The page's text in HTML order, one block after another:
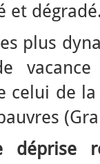
et
plus
celui de
déprise